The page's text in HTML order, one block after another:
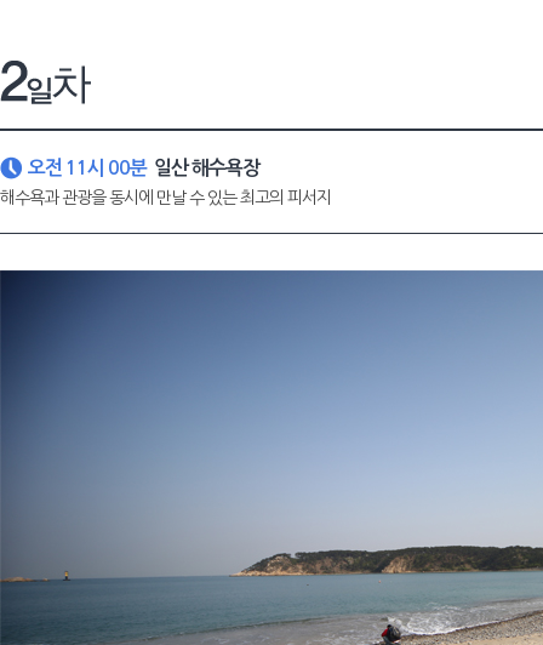
오전 11시 00분 일산 해수욕장
해수욕과 관광을 동시에 만날 수 있는 최고의 피서지